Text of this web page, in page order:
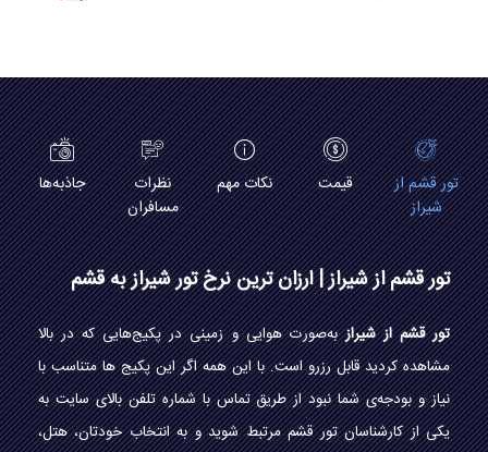
تور قشم از
شیراز
قیمت نکات مهم
نظرات
مسافران
جاذبه‌ها
تور قشم از شیراز | ارزان ترین نرخ تور شیراز به قشم
تور قشم از شیرازبه‌صورت هوایی و زمینی در پکیج‌هایی که در بالا
مشاهده کردید قابل رزرو است. با این همه اگر این پکیج ها متناسب با
نیاز و بودجه‌ی شما نبود از طریق تماس با شماره تلفن بالای سایت به
یکی از کارشناسان تور قشم مرتبط شوید و به انتخاب خودتان، هتل،